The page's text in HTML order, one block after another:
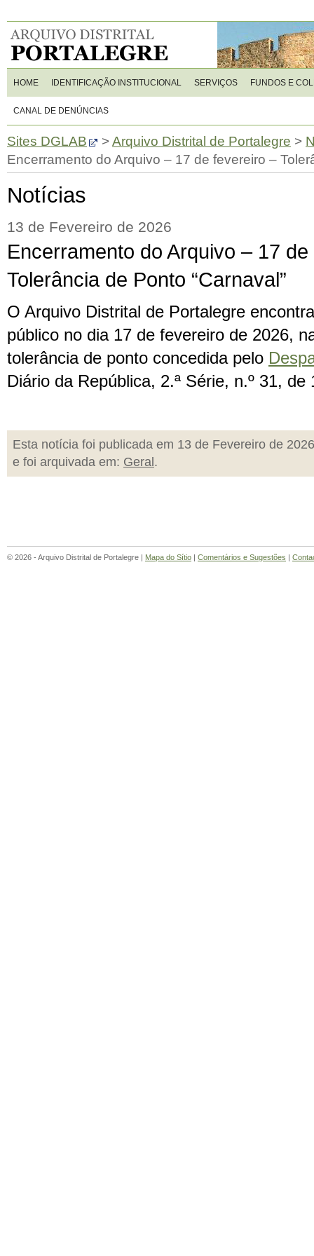
HOME IDENTIFICAÇÃO INSTITUCIONAL SERVIÇOS FUNDOS E
CANAL DE DENÚNCIAS
Sites DGLAB >Arquivo Distrital de Portalegre >
Encerramento do Arquivo – 17 de fevereiro –
Notícias
13 de Fevereiro de 2026
Encerramento do Arquivo – 17
Tolerância de Ponto “Carnaval”
O Arquivo Distrital de Portalegre
público no dia 17 de fevereiro de 2026,
tolerância de ponto concedida pelo
Diário da República, 2.ª Série, n.º 31, de
Esta notícia foi publicada em 13 de Fevereiro de 2026
e foi arquivada em: Geral .
© 2026 - Arquivo Distrital de Portalegre | Mapa do Sítio Comentários e Sugestões